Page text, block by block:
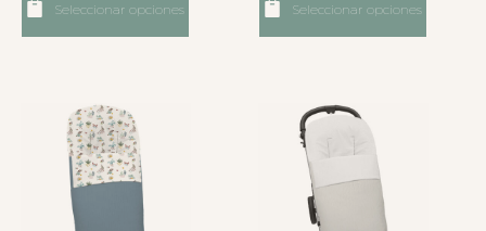
Seleccionar opciones Seleccionar opciones